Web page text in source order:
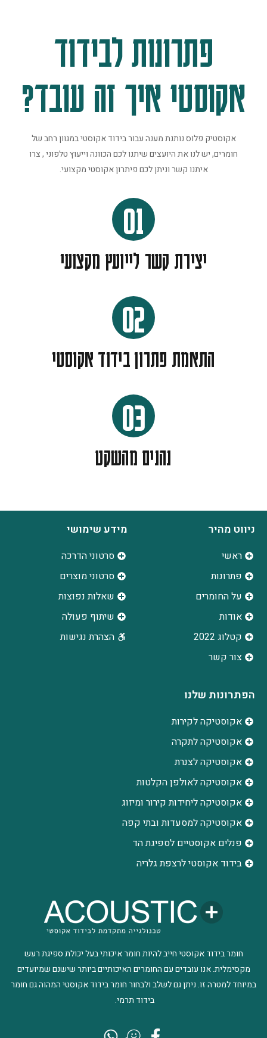
פתרונות לבידוד
אקוסטי איך זה עובד?
אקוסטיק פלוס נותנת מענה עבור בידוד אקוסטי במגוון רחב של
חומרים, יש לנו את היועצים שיתנו לכם הכוונה וייעוץ טלפוני , צרו
איתנו קשר וניתן לכם פיתרון אקוסטי מקצועי.
01
יצירת קשר לייועץ מקצועי
02
התאמת פתרון בידוד אקוסטי
03
נהנים מהשקט
חומר בידוד אקוסטי חייב להיות חומר איכותי בעל יכולת ספיגת רעש
מקסימלית. אנו עובדים עם החומרים האיכותיים ביותר שישנם שמיועדים
במיוחד למטרה זו. ניתן גם לשלב ולבחור חומר בידוד אקוסטי המהוה גם חומר
בידוד תרמי.
ניווט מהיר
ראשי
פתרונות
על החומרים
אודות
קטלוג 2022
צור קשר
מידע שימושי
סרטוני הדרכה
סרטוני מוצרים
שאלות נפוצות
שיתוף פעולה
הצהרת נגישות
הפתרונות שלנו
אקוסטיקה לקירות
אקוסטיקה לתקרה
אקוסטיקה לצנרת
אקוסטיקה לאולפן הקלטות
‫אקוסטיקה ליחידות קירור ומיזוג
אקוסטיקה למסעדות ובתי קפה
פנלים אקוסטיים לספיגת הד
בידוד אקוסטי לרצפת גלריה